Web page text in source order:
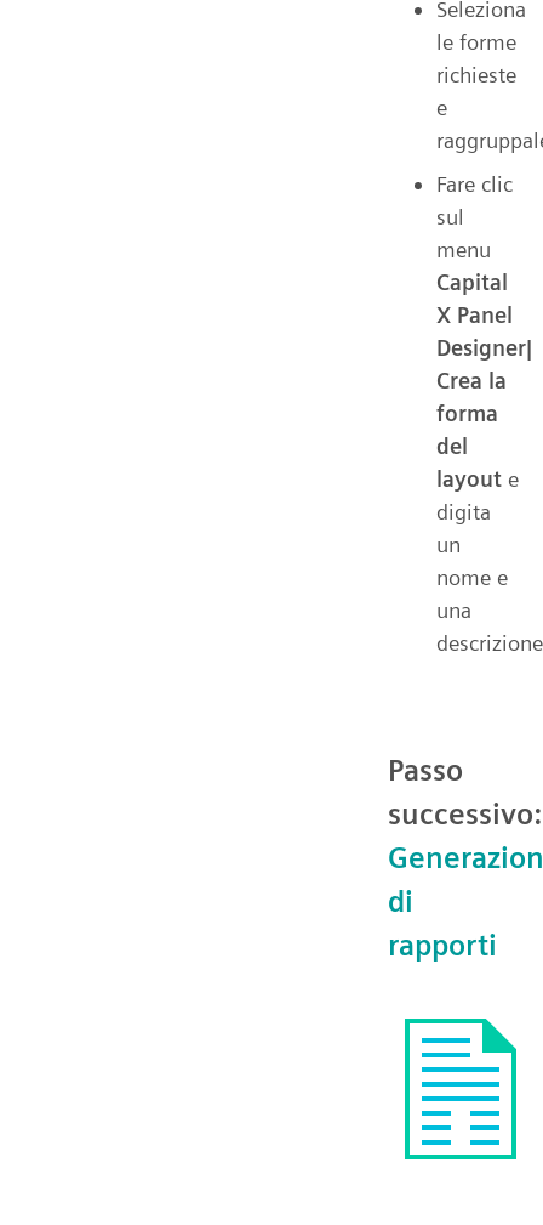
Seleziona
le forme
richieste
e
Fare clic
sul
menu
Capital
X Panel
Designer|
Crea la
forma
del
layout e
digita
un
nome e
una
Passo
successivo:
di
rapporti